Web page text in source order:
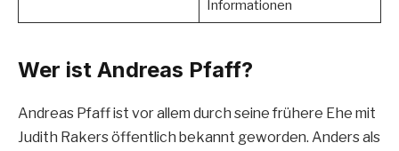
Informationen
Wer ist Andreas Pfaff?
Andreas Pfaff ist vor allem durch seine frühere Ehe mit
Judith Rakers öffentlich bekannt geworden. Anders als